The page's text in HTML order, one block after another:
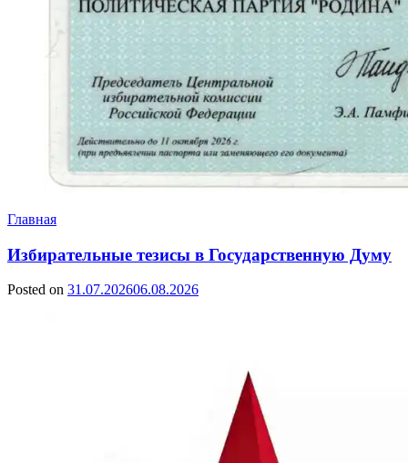
Главная
Избирательные тезисы в Государственную Думу
Posted on 31.07.202606.08.2026